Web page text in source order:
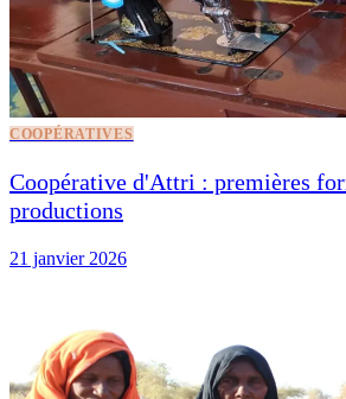
COOPÉRATIVES
Coopérative d'Attri : premières
productions
21 janvier 2026